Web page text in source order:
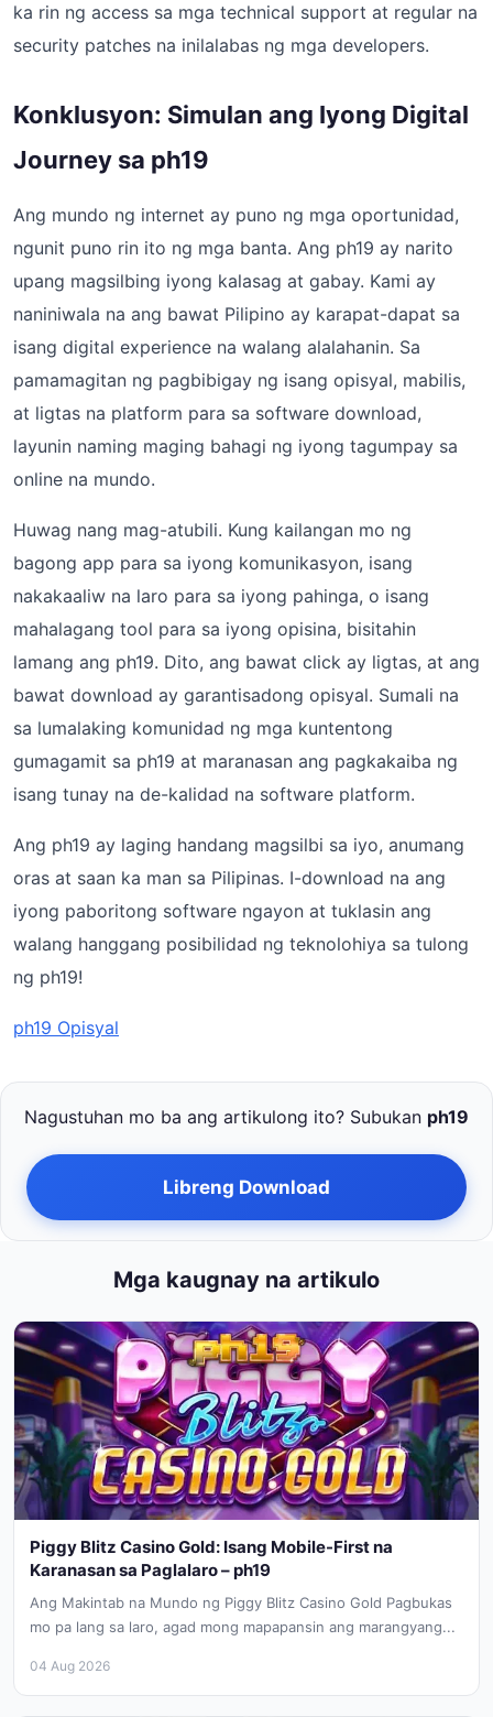
ka rin ng access sa mga technical support at regular na
security patches na inilalabas ng mga developers.
Konklusyon: Simulan ang Iyong Digital
Journey sa ph19
Ang mundo ng internet ay puno ng mga oportunidad,
ngunit puno rin ito ng mga banta. Ang ph19 ay narito
upang magsilbing iyong kalasag at gabay. Kami ay
naniniwala na ang bawat Pilipino ay karapat-dapat sa
isang digital experience na walang alalahanin. Sa
pamamagitan ng pagbibigay ng isang opisyal, mabilis,
at ligtas na platform para sa software download,
layunin naming maging bahagi ng iyong tagumpay sa
online na mundo.
Huwag nang mag-atubili. Kung kailangan mo ng
bagong app para sa iyong komunikasyon, isang
nakakaaliw na laro para sa iyong pahinga, o isang
mahalagang tool para sa iyong opisina, bisitahin
lamang ang ph19. Dito, ang bawat click ay ligtas, at ang
bawat download ay garantisadong opisyal. Sumali na
sa lumalaking komunidad ng mga kuntentong
gumagamit sa ph19 at maranasan ang pagkakaiba ng
isang tunay na de-kalidad na software platform.
Ang ph19 ay laging handang magsilbi sa iyo, anumang
oras at saan ka man sa Pilipinas. I-download na ang
iyong paboritong software ngayon at tuklasin ang
walang hanggang posibilidad ng teknolohiya sa tulong
ng ph19!
ph19 Opisyal
Nagustuhan mo ba ang artikulong ito? Subukan ph19
Libreng Download
Mga kaugnay na artikulo
Piggy Blitz Casino Gold: Isang Mobile-First na
Karanasan sa Paglalaro – ph19
Ang Makintab na Mundo ng Piggy Blitz Casino Gold Pagbukas
mo pa lang sa laro, agad mong mapapansin ang marangyang...
04 Aug 2026